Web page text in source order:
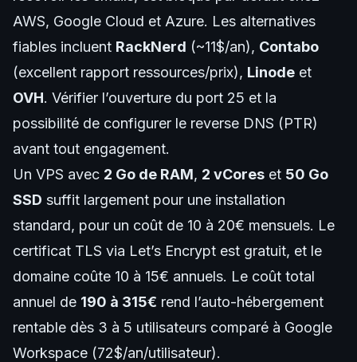
AWS, Google Cloud et Azure. Les alternatives
fiables incluent RackNerd (~11$/an), Contabo
(excellent rapport ressources/prix), Linode et
OVH. Vérifier l’ouverture du port 25 et la
possibilité de configurer le reverse DNS (PTR)
avant tout engagement.
Un VPS avec 2 Go de RAM, 2 vCores et 50 Go
SSD suffit largement pour une installation
standard, pour un coût de 10 à 20€ mensuels. Le
certificat TLS via Let’s Encrypt est gratuit, et le
domaine coûte 10 à 15€ annuels. Le coût total
annuel de 190 à 315€ rend l’auto-hébergement
rentable dès 3 à 5 utilisateurs comparé à Google
Workspace (72$/an/utilisateur).